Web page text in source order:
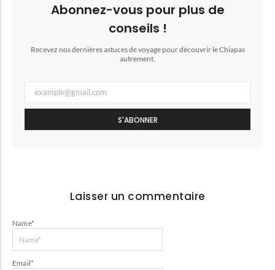
Abonnez-vous pour plus de
conseils !
Recevez nos dernières astuces de voyage pour découvrir le Chiapas
autrement.
S'ABONNER
Laisser un commentaire
Name*
Email*